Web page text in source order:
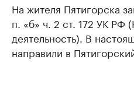
На жителя Пятигорска
п. «б» ч. 2 ст. 172 УК РФ
деятельность). В
направили в